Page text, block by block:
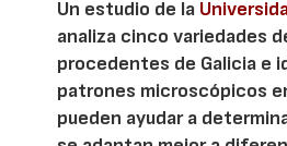
Un estudio de la
analiza cinco variedades
procedentes de Galicia e
patrones microscópicos
pueden ayudar a